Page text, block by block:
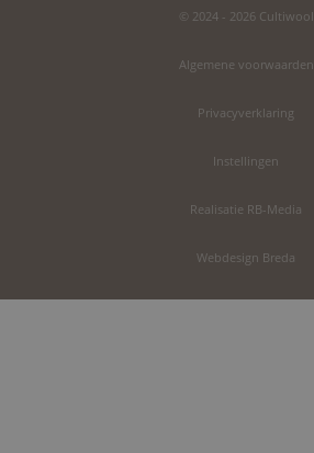
© 2024 - 2026 Cultiwool
Algemene voorwaarden
Privacyverklaring
Instellingen
Realisatie RB-Media
Webdesign Breda